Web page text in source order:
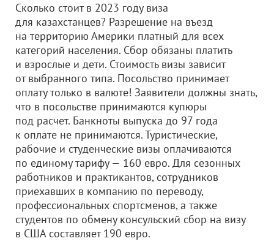
Сколько стоит в 2023 году виза
для казахстанцев? Разрешение на въезд
на территорию Америки платный для всех
категорий населения. Сбор обязаны платить
и взрослые и дети. Стоимость визы зависит
от выбранного типа. Посольство принимает
оплату только в валюте! Заявители должны знать,
что в посольстве принимаются купюры
под расчет. Банкноты выпуска до 97 года
к оплате не принимаются. Туристические,
рабочие и студенческие визы оплачиваются
по единому тарифу — 160 евро. Для сезонных
работников и практикантов, сотрудников
приехавших в компанию по переводу,
профессиональных спортсменов, а также
студентов по обмену консульский сбор на визу
в США составляет 190 евро.